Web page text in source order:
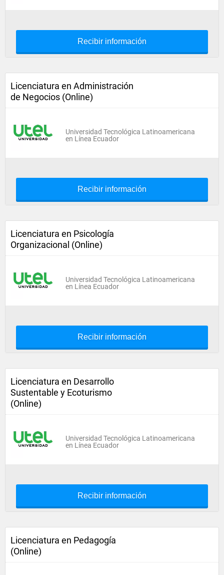
Recibir información
Licenciatura en Administración
de Negocios (Online)
Universidad Tecnológica Latinoamericana
en Línea Ecuador
Recibir información
Licenciatura en Psicología
Organizacional (Online)
Universidad Tecnológica Latinoamericana
en Línea Ecuador
Recibir información
Licenciatura en Desarrollo
Sustentable y Ecoturismo
(Online)
Universidad Tecnológica Latinoamericana
en Línea Ecuador
Recibir información
Licenciatura en Pedagogía
(Online)